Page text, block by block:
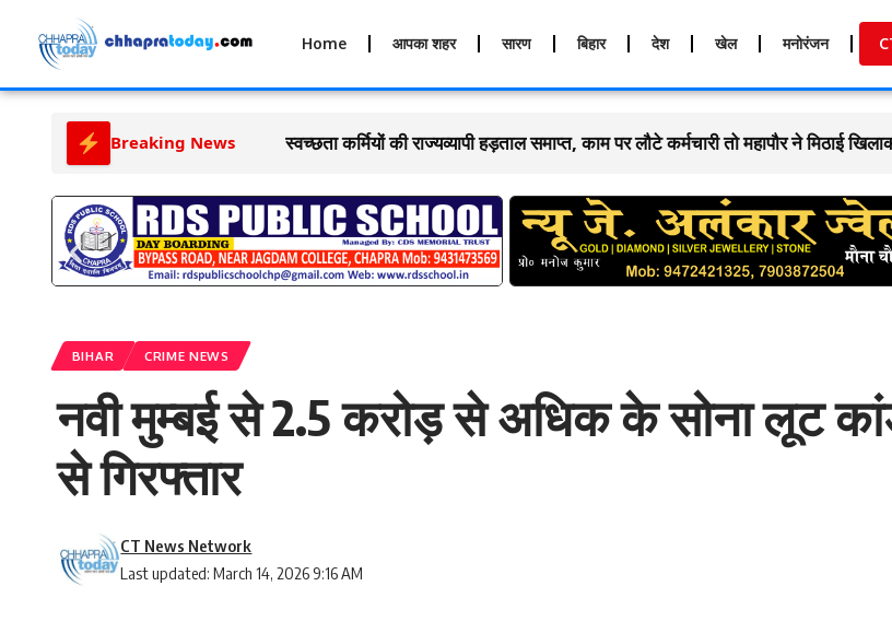
Home आपका शहर सारण बिहार देश खेल मनोरंजन
Breaking News 52वीं जूनियर राज्य कबड्डी प्रतियोगिता में चैंपियन बनी सारण टीम का जिलाधिकारी ने
BIHAR CRIME NEWS
नवी मुम्बई से 2.5 करोड़ से अधिक के सोना लूट
से गिरफ्तार
Last updated: March 14, 2026 9:16 AM
CT News Network